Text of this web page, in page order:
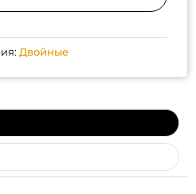
Двойные